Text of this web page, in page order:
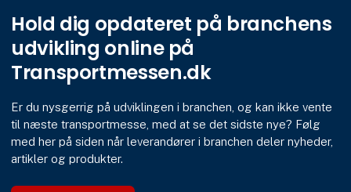
Hold dig opdateret på branchens
udvikling online på
Transportmessen.dk
Er du nysgerrig på udviklingen i branchen, og kan ikke vente
til næste transportmesse, med at se det sidste nye? Følg
med her på siden når leverandører i branchen deler nyheder,
artikler og produkter.